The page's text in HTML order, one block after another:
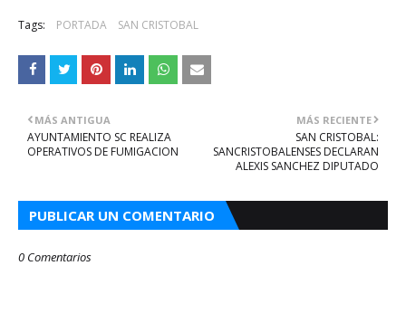
Tags: PORTADA SAN CRISTOBAL
MÁS RECIENTE
SAN CRISTOBAL:
SANCRISTOBALENSES DECLARAN
ALEXIS SANCHEZ DIPUTADO
MÁS ANTIGUA
AYUNTAMIENTO SC REALIZA
OPERATIVOS DE FUMIGACION
PUBLICAR UN COMENTARIO
0 Comentarios